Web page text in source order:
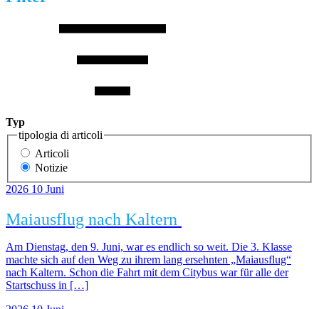
Typ
tipologia di articoli
Articoli
Notizie
2026 10 Juni
Maiausflug nach Kaltern
Am Dienstag, den 9. Juni, war es endlich so weit. Die 3. Klasse
machte sich auf den Weg zu ihrem lang ersehnten „Maiausflug“
nach Kaltern. Schon die Fahrt mit dem Citybus war für alle der
Startschuss in […]